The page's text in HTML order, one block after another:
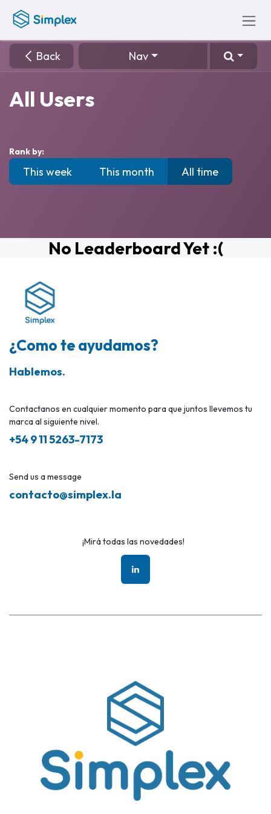
Skip to Content
Back Nav
All Users
Rank by:
This week This month All time
No Leaderboard Yet :(
¿Como te ayudamos?
Hablemos.
Contactanos en cualquier momento para que juntos llevemos tu
marca al siguiente nivel.
+54 9 11 5263-7173
Send us a message
contacto@simplex.la
¡Mirá todas las novedades!